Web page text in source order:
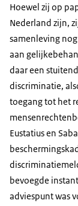
Hoewel zij op
Nederland zijn,
samenleving
aan
daar een
discriminatie,
toegang tot het
Eustatius en
bevoegde
adviespunt was